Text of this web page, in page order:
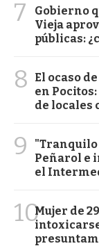
7
Gobierno
Vieja
públicas:
8
El ocaso
en
de locales
9
"Tranquilo
Peñarol e
el
10Mujer de